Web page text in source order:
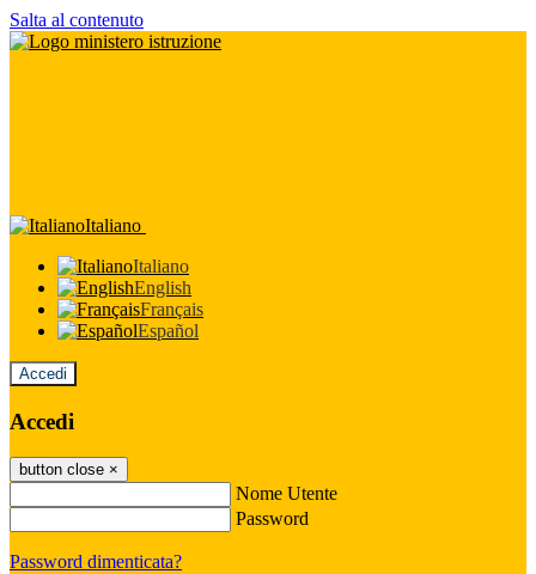
Salta al contenuto
Italiano
Italiano
English
Français
Español
Accedi
Accedi
button close ×
Nome Utente
Password
Password dimenticata?